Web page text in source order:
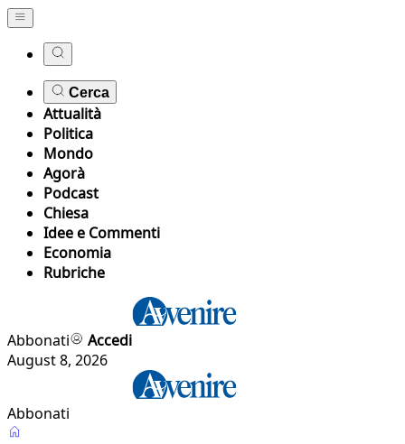
Cerca
Attualità
Politica
Mondo
Agorà
Podcast
Chiesa
Idee e Commenti
Economia
Rubriche
Abbonati
Accedi
August 8, 2026
Abbonati